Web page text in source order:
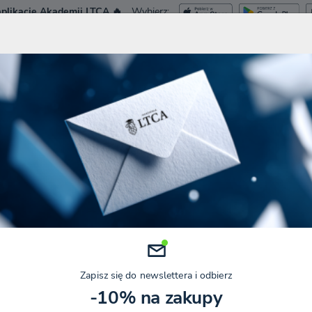
Akademii LTCA 🔥 Wybierz:
I WEBINARY SZKOLENIA ZAMKNIĘTE KONFERENCJE
REFINANSOWANIE DŁUGU AKWIZYCYJNEGO – ODSETKI DO KUP
długu
Kategorie
AKTUALNOŚCI PODATKOWE
1 SIERPIEŃ 2025
Zapisz się do newslettera i odbierz
-10% na zakupy